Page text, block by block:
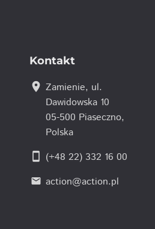
Kontakt
location_on Zamienie, ul.
Dawidowska 10
05-500 Piaseczno,
Polska
smartphone (+48 22) 332 16 00
email action@action.pl